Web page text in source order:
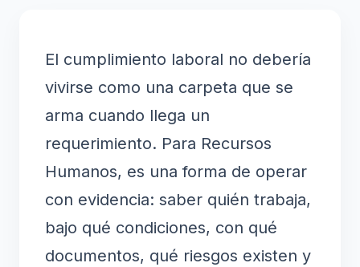
El cumplimiento laboral no debería
vivirse como una carpeta que se
arma cuando llega un
requerimiento. Para Recursos
Humanos, es una forma de operar
con evidencia: saber quién trabaja,
bajo qué condiciones, con qué
documentos, qué riesgos existen y